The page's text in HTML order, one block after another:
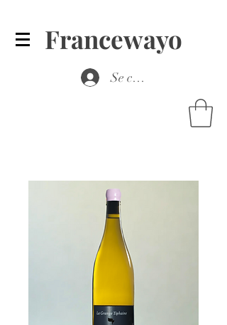
Francewayo
Se connecter